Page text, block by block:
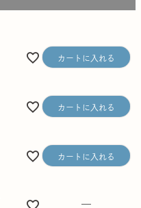
カートに入れる
カートに入れる
カートに入れる
—